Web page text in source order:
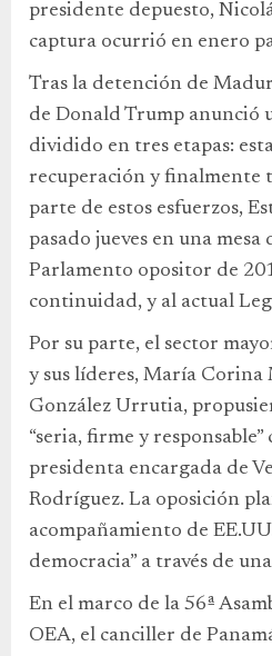
presidente depuesto,
captura ocurrió en enero
Tras la detención de
de Donald Trump anunció
dividido en tres etapas:
recuperación y finalmente
parte de estos esfuerzos,
pasado jueves en una
Parlamento opositor de
continuidad, y al actual
Por su parte, el sector
y sus líderes, María Corina
González Urrutia,
“seria, firme y
presidenta encargada de
Rodríguez. La oposición
acompañamiento de
democracia” a través de
En el marco de la 56ª
OEA, el canciller de